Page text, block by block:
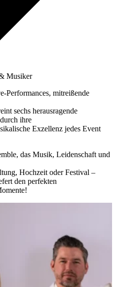
Musiker
Performances, mitreißende
sechs herausragende
ihre
Exzellenz jedes Event
das Musik, Leidenschaft und
Hochzeit oder Festival –
den perfekten